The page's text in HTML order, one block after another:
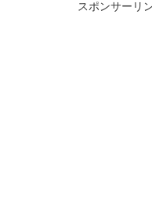
スポンサーリ